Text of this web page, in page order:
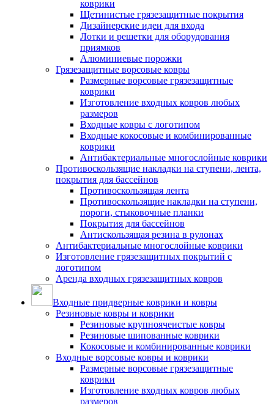
коврики
Щетинистые грязезащитные покрытия
Дизайнерские идеи для входа
Лотки и решетки для оборудования
приямков
Алюминиевые порожки
Грязезащитные ворсовые ковры
Размерные ворсовые грязезащитные
коврики
Изготовление входных ковров любых
размеров
Входные ковры с логотипом
Входные кокосовые и комбинированные
коврики
Антибактериальные многослойные коврики
Противоскользящие накладки на ступени, лента,
покрытия для бассейнов
Противоскользящая лента
Противоскользящие накладки на ступени,
пороги, стыковочные планки
Покрытия для бассейнов
Антискользящая резина в рулонах
Антибактериальные многослойные коврики
Изготовление грязезащитных покрытий с
логотипом
Аренда входных грязезащитных ковров
Входные придверные коврики и ковры
Резиновые ковры и коврики
Резиновые крупноячеистые ковры
Резиновые шипованные коврики
Кокосовые и комбинированные коврики
Входные ворсовые ковры и коврики
Размерные ворсовые грязезащитные
коврики
Изготовление входных ковров любых
размеров